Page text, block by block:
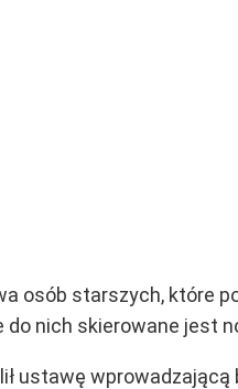
osób starszych, które
do nich skierowane jest
ustawę